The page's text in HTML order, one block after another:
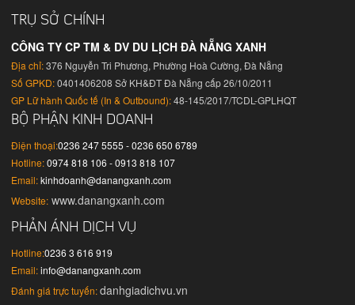
TRỤ SỞ CHÍNH
CÔNG TY CP TM & DV DU LỊCH ĐÀ NẴNG XANH
Địa chỉ:376 Nguyễn Tri Phương, Phường Hoà Cường, Đà Nẵng
Số GPKD:0401406208 Sở KH&ĐT Đà Nẵng cấp 26/10/2011
GP Lữ hành Quốc tế (In & Outbound):48-145/2017/TCDL-GPLHQT
BỘ PHẬN KINH DOANH
Điện thoại:0236 247 5555 - 0236 650 6789
Hotline: 0974 818 106 - 0913 818 107
Email: kinhdoanh@danangxanh.com
Website: www.danangxanh.com
PHẢN ÁNH DỊCH VỤ
Hotline:0236 3 616 919
Email: info@danangxanh.com
Đánh giá trực tuyến:danhgiadichvu.vn